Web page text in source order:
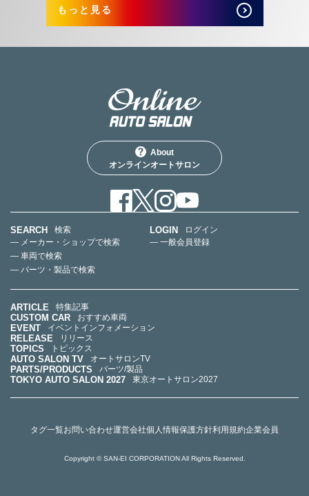
もっと見る
About
オンラインオートサロン
SEARCH
検索
— メーカー・ショップで検索
— 車両で検索
— パーツ・製品で検索
LOGIN
ログイン
— 一般会員登録
ARTICLE 特集記事
CUSTOM CAR おすすめ車両
EVENT イベントインフォメーション
RELEASE リリース
TOPICS トピックス
AUTO SALON TV オートサロンTV
PARTS/PRODUCTS パーツ/製品
TOKYO AUTO SALON 2027 東京オートサロン2027
タグ一覧お問い合わせ運営会社個人情報保護方針利用規約企業会員
Copyright © SAN-EI CORPORATION All Rights Reserved.